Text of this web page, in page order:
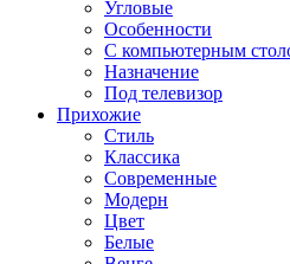
Угловые
Особенности
С компьютерным
Назначение
Под телевизор
Прихожие
Стиль
Классика
Современные
Модерн
Цвет
Белые